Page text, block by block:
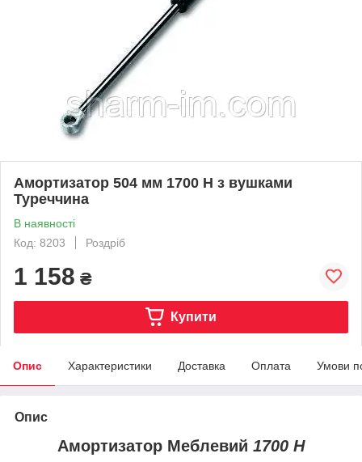
Амортизатор 504 мм 1700 Н з вушками
Туреччина
В наявності
Код: 8203
Роздріб
1 158 ₴
Купити
Опис Характеристики Доставка Оплата Умови
Опис
Амортизатор Меблевий 1700 Н